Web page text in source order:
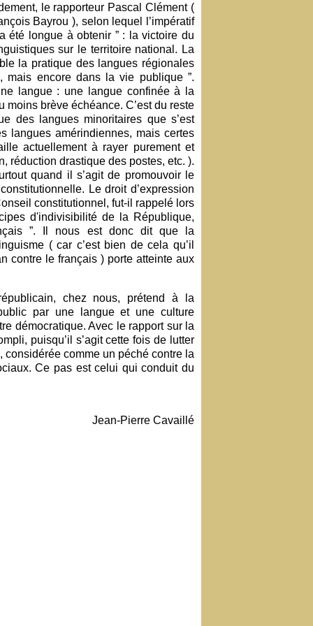
le rapporteur Pascal Clément (
Bayrou ), selon lequel l’impératif
été longue à obtenir ” : la victoire du
sur le territoire national. La
la pratique des langues régionales
mais encore dans la vie publique ”.
langue : une langue confinée à la
brève échéance. C’est du reste
des langues minoritaires que s’est
langues amérindiennes, mais certes
actuellement à rayer purement et
réduction drastique des postes, etc. ).
quand il s’agit de promouvoir le
Le droit d’expression
constitutionnel, fut-il rappelé lors
d'indivisibilité de la République,
”. Il nous est donc dit que la
( car c’est bien de cela qu’il
contre le français ) porte atteinte aux
chez nous, prétend à la
par une langue et une culture
démocratique. Avec le rapport sur la
puisqu’il s’agit cette fois de lutter
considérée comme un péché contre la
Ce pas est celui qui conduit du
Jean-Pierre Cavaillé